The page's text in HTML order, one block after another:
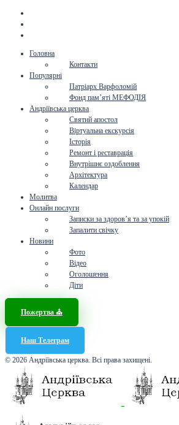
Головна
Контакти
Популярні
Патріарх Варфоломій
Фонд пам’яті МЕФОДІЯ
Андріївська церква
Святий апостол
Віртуальна екскурсія
Історія
Ремонт і реставрація
Внутрішнє оздоблення
Архітектура
Календар
Молитва
Онлайн послуги
Записки за здоров’я та за упокій
Запалити свічку
Новини
Фото
Відео
Оголошення
Діти
Пожертва ⛪️
Наш Телеграм
© 2026 Андріївська церква. Всі права захищені.